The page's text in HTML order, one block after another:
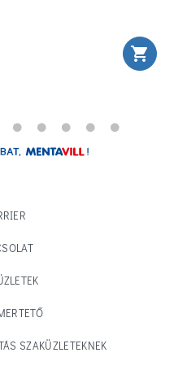
shopping_cart
SZAKÜZLETEKNEK